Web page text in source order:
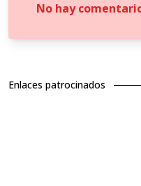
No hay
Enlaces patrocinados